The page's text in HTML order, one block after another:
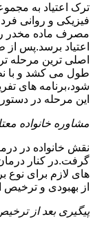
ترک اعتیاد به
فیزیکی و روانی فرد
مصرف ماده مخدر
اعتیاد برسد.پس از
اصلی ترین مرحله
طول می کشد و با
شود،برنامه های
این مرحله در
مشاوره خانواده
نقش خانواده در
گرفت.در کنار درمان
های لازم برای نوع
از بهبودی و ترخیص
پیگیری بعد از